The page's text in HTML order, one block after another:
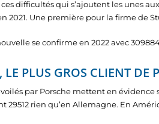
difficultés qui s’ajoutent les unes
2021. Une première pour la firme de
se confirme en 2022 avec
PLUS GROS CLIENT DE
par Porsche mettent en
29512 rien qu’en Allemagne. En